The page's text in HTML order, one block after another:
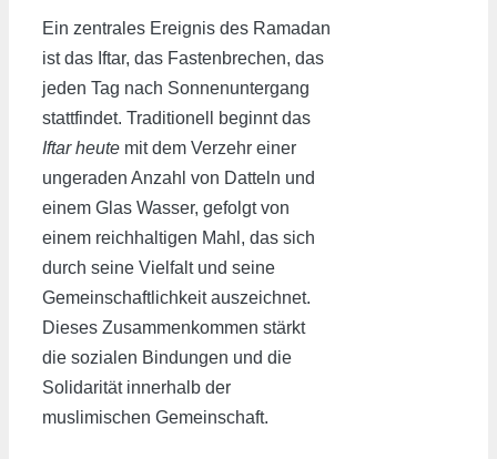
Ein zentrales Ereignis des Ramadan
ist das Iftar, das Fastenbrechen, das
jeden Tag nach Sonnenuntergang
stattfindet. Traditionell beginnt das
Iftar heute mit dem Verzehr einer
ungeraden Anzahl von Datteln und
einem Glas Wasser, gefolgt von
einem reichhaltigen Mahl, das sich
durch seine Vielfalt und seine
Gemeinschaftlichkeit auszeichnet.
Dieses Zusammenkommen stärkt
die sozialen Bindungen und die
Solidarität innerhalb der
muslimischen Gemeinschaft.